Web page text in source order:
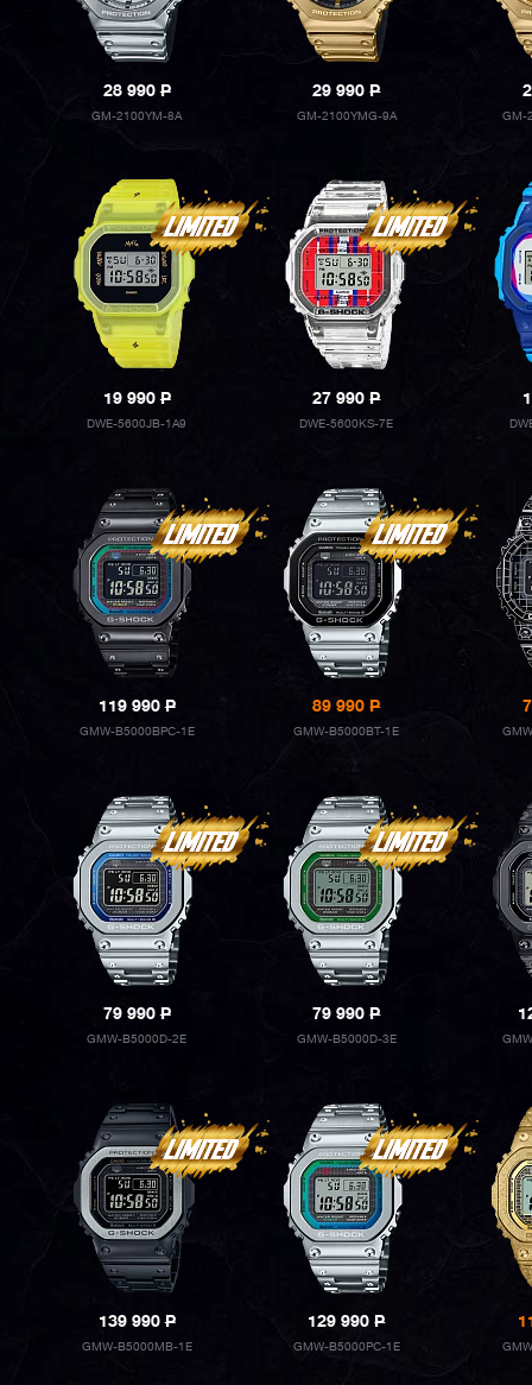
28 990P
GM-2100YM-8A
29 990P
GM-2100YMG-9A GM-
19 990P
DWE-5600JB-1A9
27 990P
DWE-5600KS-7E
119 990P
GMW-B5000BPC-1E
89 990P
GMW-B5000BT-1E
79 990P
GMW-B5000D-2E
79 990P
GMW-B5000D-3E
139 990P
GMW-B5000MB-1E
129 990P
GMW-B5000PC-1E